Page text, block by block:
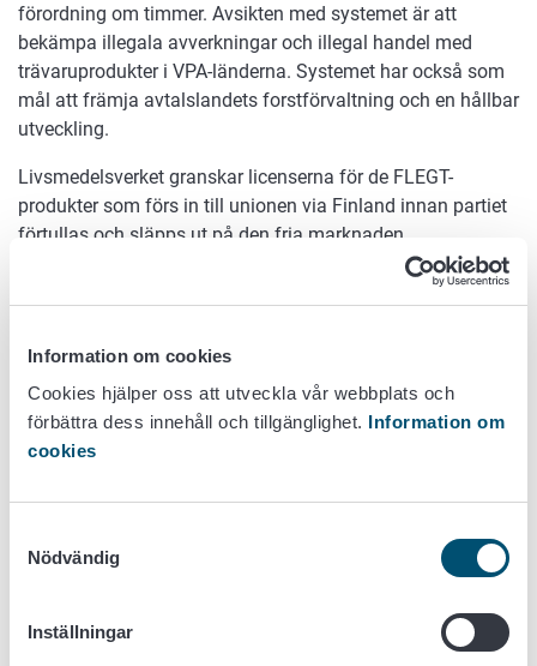
Information om cookies
Cookies hjälper oss att utveckla vår webbplats och
förbättra dess innehåll och tillgänglighet. Information om
cookies
Nödvändig
Inställningar
förordning om timmer. Avsikten med systemet är att
bekämpa illegala avverkningar och illegal handel med
trävaruprodukter i VPA-länderna. Systemet har också som
mål att främja avtalslandets forstförvaltning och en hållbar
utveckling.
Livsmedelsverket granskar licenserna för de FLEGT-
produkter som förs in till unionen via Finland innan partiet
förtullas och släpps ut på den fria marknaden.
Kommissionen har tagit fram ett elektroniskt system för
TRACES-miljö, som kräver att du som användare registrerar
dig innan du använder tjänsten för första gången.
registrera dig som användare.*
Betala licensbehandlingsavgiften enligt